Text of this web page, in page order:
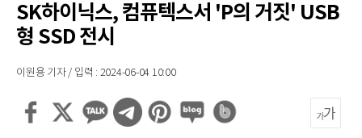
SK하이닉스, 컴퓨텍스서 'P의 거짓' USB
형 SSD 전시
이원용 기자 / 입력 : 2024-06-04 10:00